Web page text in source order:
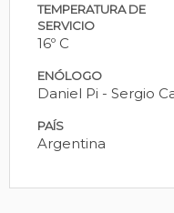
TEMPERATURA DE
SERVICIO
16º C
ENÓLOGO
Daniel Pi - Sergio
PAÍS
Argentina